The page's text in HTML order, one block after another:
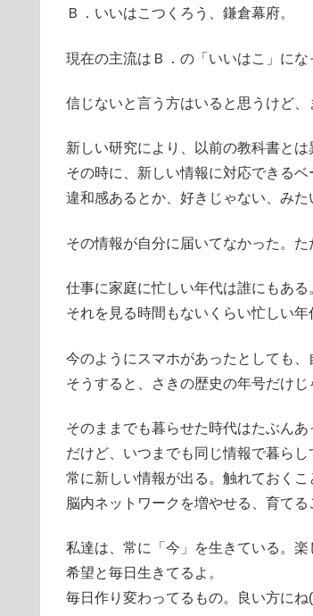
Ｂ．いいはこつくろう、鎌倉幕府。
現在の主流はＢ．の「いいはこ」にな
信じないと言う方はいると思うけど
新しい研究により、以前の教科書とは
その時に、新しい情報に対応できるベ
違和感あるとか、好きじゃない、み
その情報が自分に届いてなかった。た
仕事に家庭に忙しい年代は誰にもある
それを見る時間もないくらい忙しい年
今のようにスマホがあったとしても
そうすると、さきの歴史の年号だけ
そのままでも暮らせた時代はたぶん
だけど、いつまでも同じ情報で暮らし
常に新しい情報が出る。触れておくこ
脳内ネットワークを増やせる、育てる
私達は、常に「今」を生きている。楽
希望と毎日生きてるよ。
毎日作り変わってるもの。良い方にね